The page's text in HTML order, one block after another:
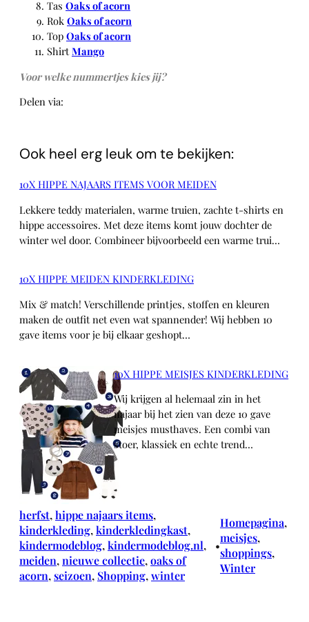
Tas Oaks of acorn
Rok Oaks of acorn
Top Oaks of acorn
ShirtMango
Voor welke nummertjes kies jij?
Delen via:
Ook heel erg leuk om te bekijken:
10X HIPPE NAJAARS ITEMS VOOR MEIDEN
Lekkere teddy materialen, warme truien, zachte t-shirts en
hippe accessoires. Met deze items komt jouw dochter de
winter wel door. Combineer bijvoorbeeld een warme trui…
10X HIPPE MEIDEN KINDERKLEDING
Mix & match! Verschillende printjes, stoffen en kleuren
maken de outfit net even wat spannender! Wij hebben 10
gave items voor je bij elkaar geshopt…
10X HIPPE MEISJES KINDERKLEDING
Wij krijgen al helemaal zin in het
najaar bij het zien van deze 10 gave
meisjes musthaves. Een combi van
stoer, klassiek en echte trend…
herfst, hippe najaars items
kinderkleding, kinderkledingkast
kindermodeblog, kindermodeblog.nl
meiden, nieuwe collectie, oaks of
acorn, seizoen, Shopping, winter
•
Homepagina
meisjes
shoppings
Winter